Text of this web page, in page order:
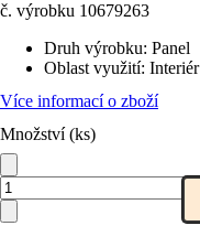
č. výrobku 10679263
Druh výrobku: Panel
Oblast využití: Interiér
Více informací o zboží
Množství (ks)